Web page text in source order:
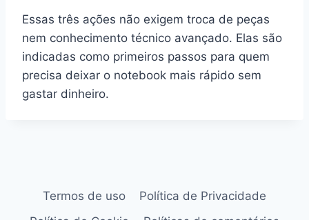
Essas três ações não exigem troca de peças
nem conhecimento técnico avançado. Elas são
indicadas como primeiros passos para quem
precisa deixar o notebook mais rápido sem
gastar dinheiro.
Termos de uso
Política de Privacidade